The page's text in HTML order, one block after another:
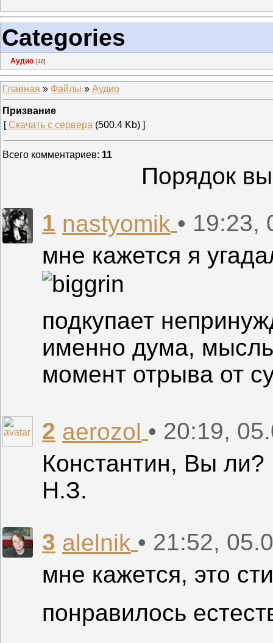
Categories
Аудио [46]
Главная » Файлы » Аудио
Призвание
[Скачать с сервера (500.4 Kb) ]
Всего комментариев: 11
Порядок
1 nastyomik • 19:23,
мне кажется я
подкупает
именно дума,
момент отрыва от
2 aerozol • 20:19,
Константин, Вы ли?
Н.З.
3 alelnik • 21:52,
мне кажется, это
понравилось